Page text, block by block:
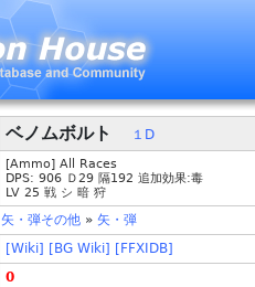
ベノムボルト １D
[Ammo] All Races
DPS: 906 Ｄ29 隔192 追加効果:毒
LV 25 戦 シ 暗 狩
矢・弾その他 » 矢・弾
[Wiki] [BG Wiki] [FFXIDB]
0